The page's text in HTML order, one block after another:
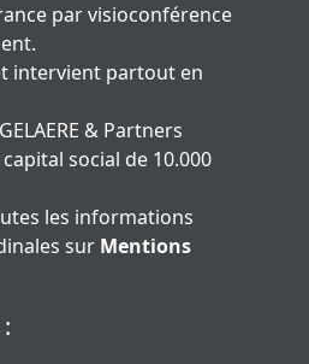
par visioconférence
intervient partout en
& Partners
social de 10.000
les informations
sur Mentions